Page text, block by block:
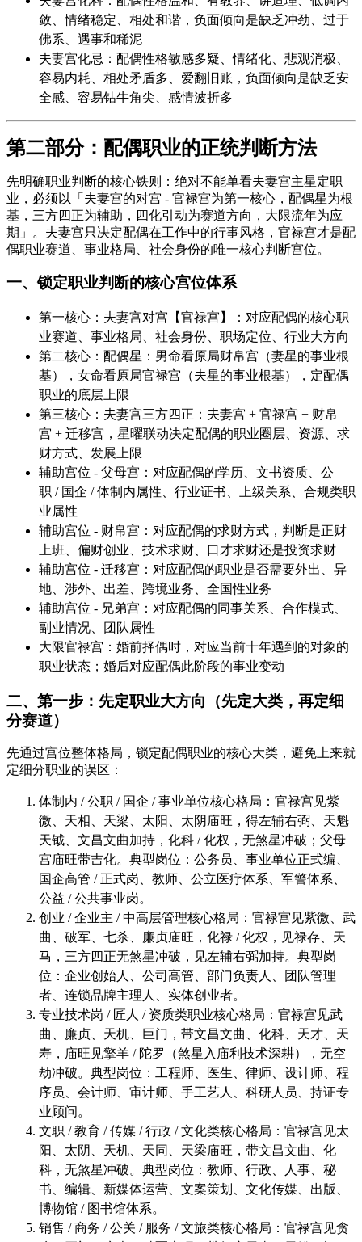
敛、情绪稳定、相处和谐，负面倾向是缺乏冲劲、过于
佛系、遇事和稀泥
夫妻宫化忌：配偶性格敏感多疑、情绪化、悲观消极、
容易内耗、相处矛盾多、爱翻旧账，负面倾向是缺乏安
全感、容易钻牛角尖、感情波折多
第二部分：配偶职业的正统判断方法
先明确职业判断的核心铁则：绝对不能单看夫妻宫主星定职
业，必须以「夫妻宫的对宫 - 官禄宫为第一核心，配偶星为根
基，三方四正为辅助，四化引动为赛道方向，大限流年为应
期」。夫妻宫只决定配偶在工作中的行事风格，官禄宫才是配
偶职业赛道、事业格局、社会身份的唯一核心判断宫位。
一、锁定职业判断的核心宫位体系
第一核心：夫妻宫对宫【官禄宫】：对应配偶的核心职
业赛道、事业格局、社会身份、职场定位、行业大方向
第二核心：配偶星：男命看原局财帛宫（妻星的事业根
基），女命看原局官禄宫（夫星的事业根基），定配偶
职业的底层上限
第三核心：夫妻宫三方四正：夫妻宫 + 官禄宫 + 财帛
宫 + 迁移宫，星曜联动决定配偶的职业圈层、资源、求
财方式、发展上限
辅助宫位 - 父母宫：对应配偶的学历、文书资质、公
职 / 国企 / 体制内属性、行业证书、上级关系、合规类职
业属性
辅助宫位 - 财帛宫：对应配偶的求财方式，判断是正财
上班、偏财创业、技术求财、口才求财还是投资求财
辅助宫位 - 迁移宫：对应配偶的职业是否需要外出、异
地、涉外、出差、跨境业务、全国性业务
辅助宫位 - 兄弟宫：对应配偶的同事关系、合作模式、
副业情况、团队属性
大限官禄宫：婚前择偶时，对应当前十年遇到的对象的
职业状态；婚后对应配偶此阶段的事业变动
二、第一步：先定职业大方向（先定大类，再定细
分赛道）
先通过宫位整体格局，锁定配偶职业的核心大类，避免上来就
定细分职业的误区：
体制内 / 公职 / 国企 / 事业单位核心格局：官禄宫见紫
微、天相、天梁、太阳、太阴庙旺，得左辅右弼、天魁
天钺、文昌文曲加持，化科 / 化权，无煞星冲破；父母
宫庙旺带吉化。典型岗位：公务员、事业单位正式编、
国企高管 / 正式岗、教师、公立医疗体系、军警体系、
公益 / 公共事业岗。
创业 / 企业主 / 中高层管理核心格局：官禄宫见紫微、武
曲、破军、七杀、廉贞庙旺，化禄 / 化权，见禄存、天
马，三方四正无煞星冲破，见左辅右弼加持。典型岗
位：企业创始人、公司高管、部门负责人、团队管理
者、连锁品牌主理人、实体创业者。
专业技术岗 / 匠人 / 资质类职业核心格局：官禄宫见武
曲、廉贞、天机、巨门，带文昌文曲、化科、天才、天
寿，庙旺见擎羊 / 陀罗（煞星入庙利技术深耕），无空
劫冲破。典型岗位：工程师、医生、律师、设计师、程
序员、会计师、审计师、手工艺人、科研人员、持证专
业顾问。
文职 / 教育 / 传媒 / 行政 / 文化类核心格局：官禄宫见太
阳、太阴、天机、天同、天梁庙旺，带文昌文曲、化
科，无煞星冲破。典型岗位：教师、行政、人事、秘
书、编辑、新媒体运营、文案策划、文化传媒、出版、
博物馆 / 图书馆体系。
销售 / 商务 / 公关 / 服务 / 文旅类核心格局：官禄宫见贪